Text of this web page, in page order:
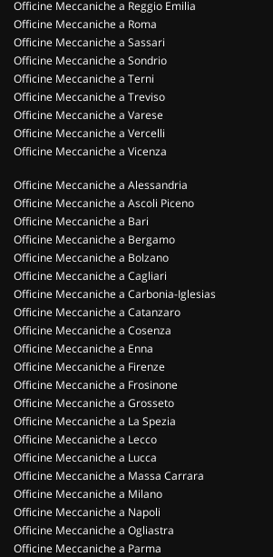
Officine Meccaniche a Reggio Emilia
Officine Meccaniche a Roma
Officine Meccaniche a Sassari
Officine Meccaniche a Sondrio
Officine Meccaniche a Terni
Officine Meccaniche a Treviso
Officine Meccaniche a Varese
Officine Meccaniche a Vercelli
Officine Meccaniche a Vicenza
Officine Meccaniche a Alessandria
Officine Meccaniche a Ascoli Piceno
Officine Meccaniche a Bari
Officine Meccaniche a Bergamo
Officine Meccaniche a Bolzano
Officine Meccaniche a Cagliari
Officine Meccaniche a Carbonia-Iglesias
Officine Meccaniche a Catanzaro
Officine Meccaniche a Cosenza
Officine Meccaniche a Enna
Officine Meccaniche a Firenze
Officine Meccaniche a Frosinone
Officine Meccaniche a Grosseto
Officine Meccaniche a La Spezia
Officine Meccaniche a Lecco
Officine Meccaniche a Lucca
Officine Meccaniche a Massa Carrara
Officine Meccaniche a Milano
Officine Meccaniche a Napoli
Officine Meccaniche a Ogliastra
Officine Meccaniche a Parma